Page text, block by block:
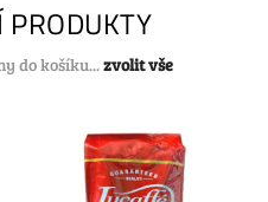
PRODUKTY
do košíku...zvolit vše